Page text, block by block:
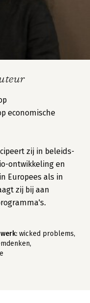
economische
zij in beleids-
ontwikkeling en
Europees als in
zij bij aan
wicked problems,